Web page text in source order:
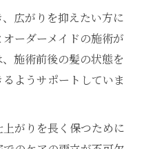
広がりを抑えたい方に
ーダーメイドの施術が
施術前後の髪の状態を
ようサポートしていま
がりを長く保つために